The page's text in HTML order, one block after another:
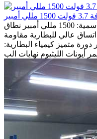
الجهد الاسمي: 3.7 فولت السعة الاسمية: 1500 مللي أمبير نطاق
التشغيل: -20℃ ~ +60℃ اتساق عالي للبطارية مقاومة
متميز كيمياء البطارية: